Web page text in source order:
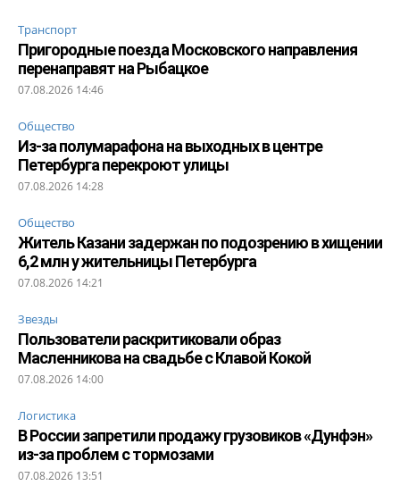
Транспорт
Пригородные поезда Московского направления
перенаправят на Рыбацкое
07.08.2026 14:46
Общество
Из-за полумарафона на выходных в центре
Петербурга перекроют улицы
07.08.2026 14:28
Общество
Житель Казани задержан по подозрению в хищении
6,2 млн у жительницы Петербурга
07.08.2026 14:21
Звезды
Пользователи раскритиковали образ
Масленникова на свадьбе с Клавой Кокой
07.08.2026 14:00
Логистика
В России запретили продажу грузовиков «Дунфэн»
из-за проблем с тормозами
07.08.2026 13:51